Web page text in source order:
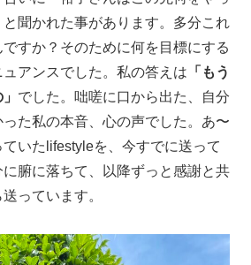
聞かれた事があります。多分これ
すか？そのために何を目標にする
アンスでした。私の答えは 「もう
でした。咄嗟に口から出た、自分
た私の本音、心の声でした。あ〜
いたlifestyleを、今すでに送って
腑に落ちて、以降ずっと感謝と共
っています。